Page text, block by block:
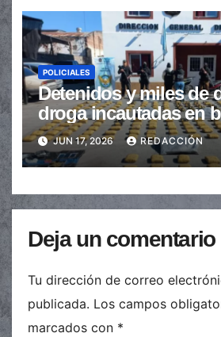
POLICIALES
Detenidos y miles de
droga incautadas en
provincia
JUN 17, 2026 REDACCIÓN
Deja un comentario
Tu dirección de correo
publicada. Los campos
marcados con *